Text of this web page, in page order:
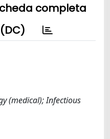
completa
(medical); Infectious